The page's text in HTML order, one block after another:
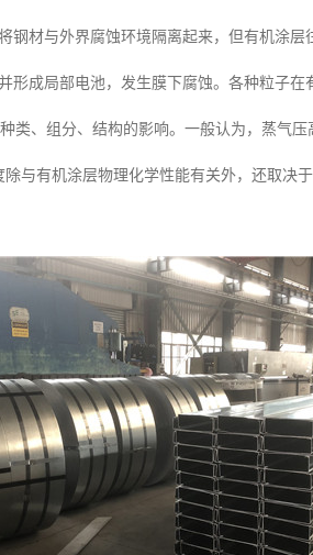
钢材与外界腐蚀环境隔离起来，但有机涂
成局部电池，发生膜下腐蚀。各种粒子在
类、组分、结构的影响。一般认为，蒸气
与有机涂层物理化学性能有关外，还取决